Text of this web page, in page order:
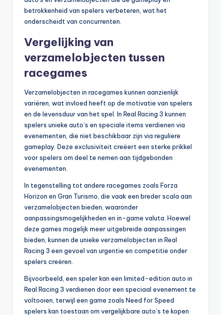
betrokkenheid van spelers verbeteren, wat het
onderscheidt van concurrenten.
Vergelijking van
verzamelobjecten tussen
racegames
Verzamelobjecten in racegames kunnen aanzienlijk
variëren, wat invloed heeft op de motivatie van spelers
en de levensduur van het spel. In Real Racing 3 kunnen
spelers unieke auto’s en speciale items verdienen via
evenementen, die niet beschikbaar zijn via reguliere
gameplay. Deze exclusiviteit creëert een sterke prikkel
voor spelers om deel te nemen aan tijdgebonden
evenementen.
In tegenstelling tot andere racegames zoals Forza
Horizon en Gran Turismo, die vaak een breder scala aan
verzamelobjecten bieden, waaronder
aanpassingsmogelijkheden en in-game valuta. Hoewel
deze games mogelijk meer uitgebreide aanpassingen
bieden, kunnen de unieke verzamelobjecten in Real
Racing 3 een gevoel van urgentie en competitie onder
spelers creëren.
Bijvoorbeeld, een speler kan een limited-edition auto in
Real Racing 3 verdienen door een speciaal evenement te
voltooien, terwijl een game zoals Need for Speed
spelers kan toestaan om vergelijkbare auto’s te kopen